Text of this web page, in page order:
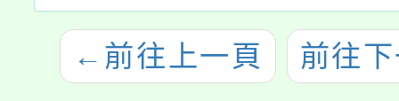
← 前往上一頁 前往